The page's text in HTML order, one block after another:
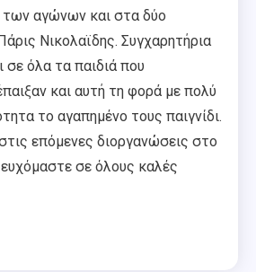
των αγώνων και στα δύο
Νικολαϊδης. Συγχαρητήρια
σε όλα τα παιδιά που
και αυτή τη φορά με πολύ
το αγαπημένο τους παιγνίδι.
επόμενες διοργανώσεις στο
σε όλους καλές